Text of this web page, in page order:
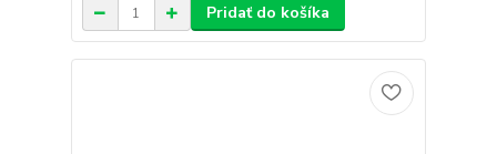
Pridať do košíka